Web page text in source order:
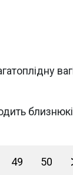
49 50